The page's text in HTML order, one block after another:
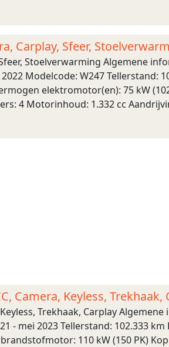
Carplay, Sfeer,
Stoelverwarming Algemene
Modelcode: W247 Tellerstand:
elektromotor(en): 75 kW
4 Motorinhoud: 1.332 cc
Camera, Keyless, Trekhaak,
Trekhaak, Carplay
- mei 2023 Tellerstand: 102.333
110 kW (150 PK)